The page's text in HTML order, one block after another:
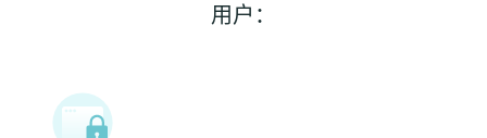
用户：